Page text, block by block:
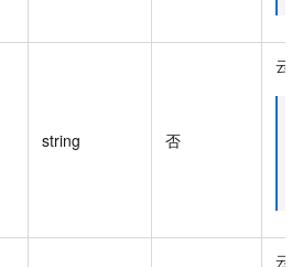
string 否
云
云